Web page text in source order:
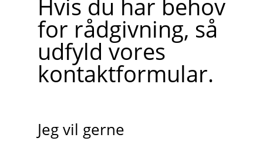
Hvis du har behov
for rådgivning, så
udfyld vores
kontaktformular.
Jeg vil gerne